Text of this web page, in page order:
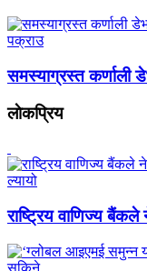
समस्याग्रस्त कर्णाली
लाेकप्रिय
राष्ट्रिय वाणिज्य बैंकले